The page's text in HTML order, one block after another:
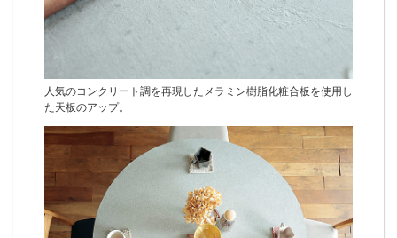
人気のコンクリート調を再現したメラミン樹脂化粧合板を使用し
た天板のアップ。